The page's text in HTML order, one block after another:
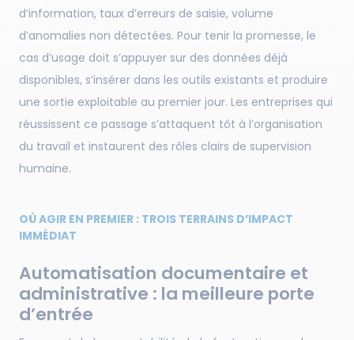
d’information, taux d’erreurs de saisie, volume
d’anomalies non détectées. Pour tenir la promesse, le
cas d’usage doit s’appuyer sur des données déjà
disponibles, s’insérer dans les outils existants et produire
une sortie exploitable au premier jour. Les entreprises qui
réussissent ce passage s’attaquent tôt à l’organisation
du travail et instaurent des rôles clairs de supervision
humaine.
OÙ AGIR EN PREMIER : TROIS TERRAINS D’IMPACT
IMMÉDIAT
Automatisation documentaire et
administrative : la meilleure porte
d’entrée